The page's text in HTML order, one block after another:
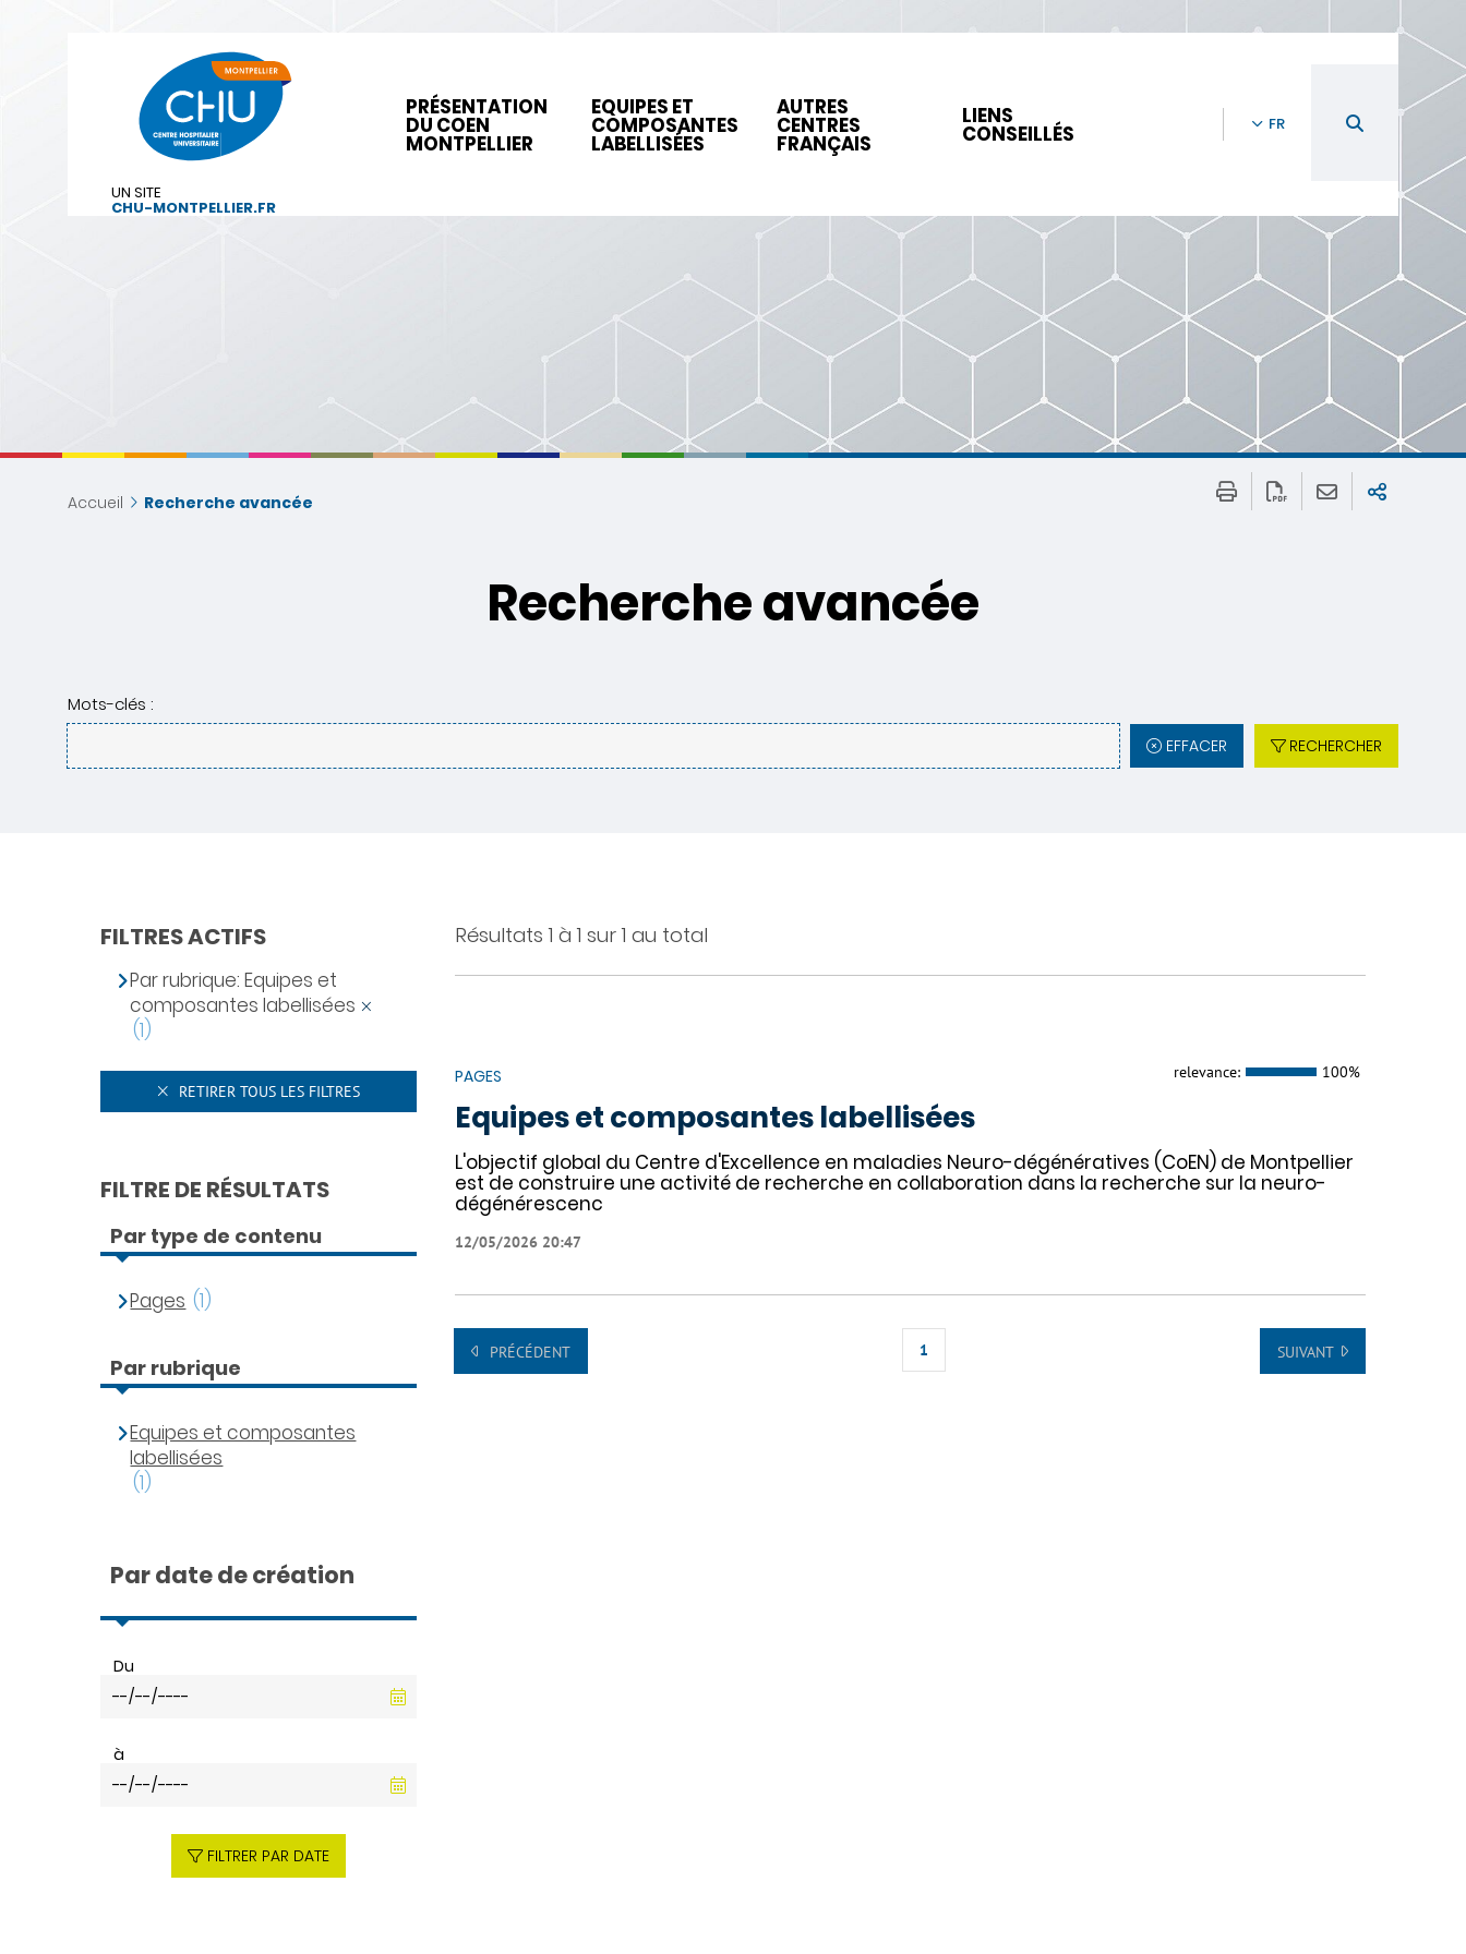
UN SITE
CHU-MONTPELLIER.FR
PRÉSENTATION
DU COEN
MONTPELLIER
EQUIPES ET
COMPOSANTES
LABELLISÉES
AUTRES
CENTRES
FRANÇAIS
LIENS
CONSEILLÉS FR
Accueil Recherche avancée
Recherche avancée
Mots-clés :
EFFACER RECHERCHER
Résultats 1 à 1 sur 1 au total
PAGES relevance: 100%
Equipes et composantes labellisées
L'objectif global du Centre d'Excellence en maladies Neuro-dégénératives (CoEN) de Montpellier
est de construire une activité de recherche en collaboration dans la recherche sur la neuro-
dégénérescenc
12/05/2026 20:47
PRÉCÉDENT 1 SUIVANT
FILTRES ACTIFS
Par rubrique: Equipes et
composantes labellisées
(1)
RETIRER TOUS LES FILTRES
FILTRE DE RÉSULTATS
Par type de contenu
Pages (1)
Par rubrique
Equipes et composantes
labellisées
(1)
Par date de création
Du
à
FILTRER PAR DATE